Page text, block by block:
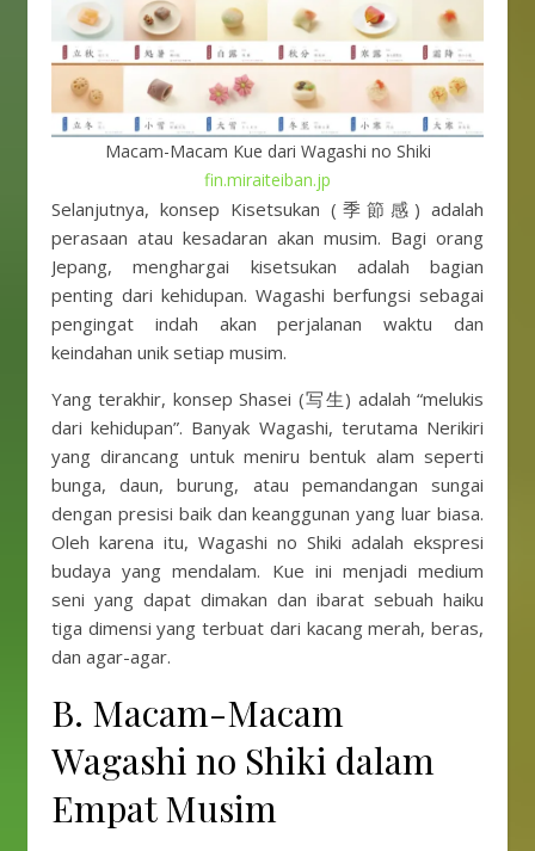
Macam-Macam Kue dari Wagashi no Shiki
fin.miraiteiban.jp
Selanjutnya, konsep Kisetsukan (季節感) adalah
perasaan atau kesadaran akan musim. Bagi orang
Jepang, menghargai kisetsukan adalah bagian
penting dari kehidupan. Wagashi berfungsi sebagai
pengingat indah akan perjalanan waktu dan
keindahan unik setiap musim.
Yang terakhir, konsep Shasei (写生) adalah “melukis
dari kehidupan”. Banyak Wagashi, terutama Nerikiri
yang dirancang untuk meniru bentuk alam seperti
bunga, daun, burung, atau pemandangan sungai
dengan presisi baik dan keanggunan yang luar biasa.
Oleh karena itu, Wagashi no Shiki adalah ekspresi
budaya yang mendalam. Kue ini menjadi medium
seni yang dapat dimakan dan ibarat sebuah haiku
tiga dimensi yang terbuat dari kacang merah, beras,
dan agar-agar.
B. Macam-Macam
Wagashi no Shiki dalam
Empat Musim